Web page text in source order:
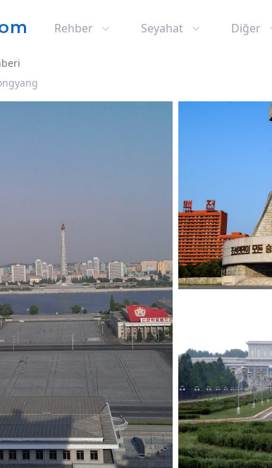
Rehber Seyahat Diğer